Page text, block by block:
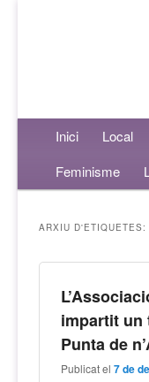
Menú principal
Aneu al
Aneu al
Inici Local
Feminisme
ARXIU
impartit un
Punta de
Publicat el7 de